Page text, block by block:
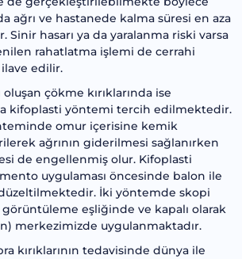
ağrı ve hastanede kalma süresi en aza
hasarı ya da yaralanma riski varsa
rahatlatma işlemi de cerrahi
ilave edilir.
çökme kırıklarında ise
kifoplasti yöntemi tercih edilmektedir.
omur içerisine kemik
ağrının giderilmesi sağlanırken
de engellenmiş olur. Kifoplasti
uygulaması öncesinde balon ile
İki yöntemde skopi
eşliğinde ve kapalı olarak
merkezimizde uygulanmaktadır.
kırıklarının tedavisinde dünya ile